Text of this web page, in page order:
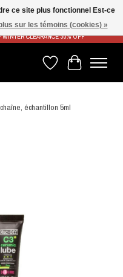
- FAST & FREE SHIPPING ON ORDERS
CLEARANCE 30% OFF
Liste de souhaits
Panier
échantillon 5ml
ce site plus fonctionnel Est-ce
sur les témoins (cookies) »